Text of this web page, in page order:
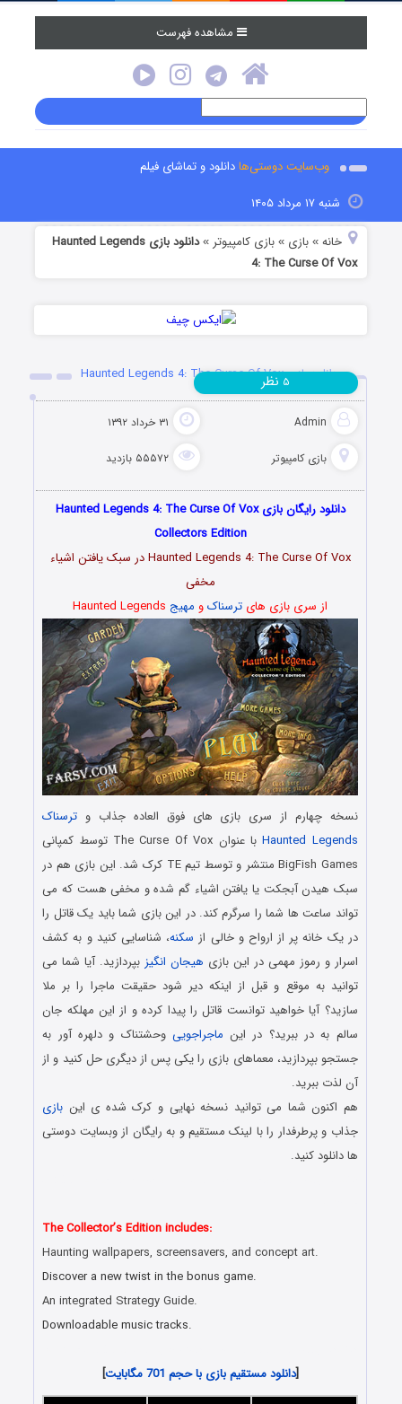
مشاهده فهرست
وب‌سایت دوستی‌هادانلود و تماشای فیلم
شنبه ۱۷ مرداد ۱۴۰۵
خانه »بازی »بازی کامپیوتر »
دانلود بازی Haunted Legends
4: The Curse Of Vox
دانلود بازی Haunted Legends 4: The Curse Of Vox
Admin ۳۱ خرداد ۱۳۹۲
بازی کامپیوتر ۵۵۵۷۲ بازدید
۵ نظر
دانلود رایگان بازی Haunted Legends 4: The Curse Of Vox
Collectors Edition
Haunted Legends 4: The Curse Of Vox در سبک یافتن اشیاء
مخفی
از سری بازی های ترسناکو مهیج
نسخه چهارم از سری بازی های فوق العاده جذاب و ترسناک
Haunted Legends
با عنوان The Curse Of Vox توسط کمپانی
BigFish Games منتشر و توسط تیم TE کرک شد. این بازی هم در
سبک هیدن آبجکت یا یافتن اشیاء گم شده و مخفی هست که می
تواند ساعت ها شما را سرگرم کند. در این بازی شما باید یک قاتل را
در یک خانه پر از ارواح و خالی از سکنه، شناسایی کنید و به کشف
اسرار و رموز مهمی در این بازی هیجان انگیز بپردازید. آیا شما می
توانید به موقع و قبل از اینکه دیر شود حقیقت ماجرا را بر ملا
سازید؟ آیا خواهید توانست قاتل را پیدا کرده و از این مهلکه جان
سالم به در ببرید؟ در این ماجراجویی وحشتناک و دلهره آور به
جستجو بپردازید، معماهای بازی را یکی پس از دیگری حل کنید و از
آن لذت ببرید.
هم اکنون شما می توانید نسخه نهایی و کرک شده ی این بازی
جذاب و پرطرفدار را با لینک مستقیم و به رایگان از وبسایت دوستی
ها دانلود کنید.
The Collector’s Edition includes:
Haunting wallpapers, screensavers, and concept art.
Discover a new twist in the bonus game.
An integrated Strategy Guide.
Downloadable music tracks.
[دانلود مستقیم بازی با حجم 701 مگابایت ]